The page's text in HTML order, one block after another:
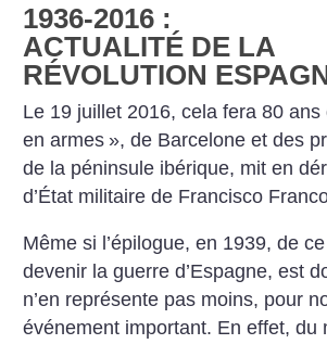
1936-2016 :
ACTUALITÉ DE LA
RÉVOLUTION
Le 19 juillet 2016, cela fera 80 ans
en armes », de Barcelone et des
de la péninsule ibérique, mit en
d’État militaire de Francisco
Même si l’épilogue, en 1939, de
devenir la guerre d’Espagne, est
n’en représente pas moins, pour
événement important. En effet, du